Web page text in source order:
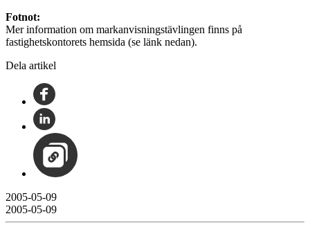
Fotnot:
Mer information om markanvisningstävlingen finns på
fastighetskontorets hemsida (se länk nedan).
Dela artikel
2005-05-09
2005-05-09